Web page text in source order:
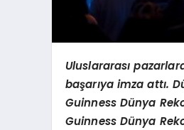
Uluslararası
başarıya imza attı. D
Guinness Dünya
Guinness Dünya